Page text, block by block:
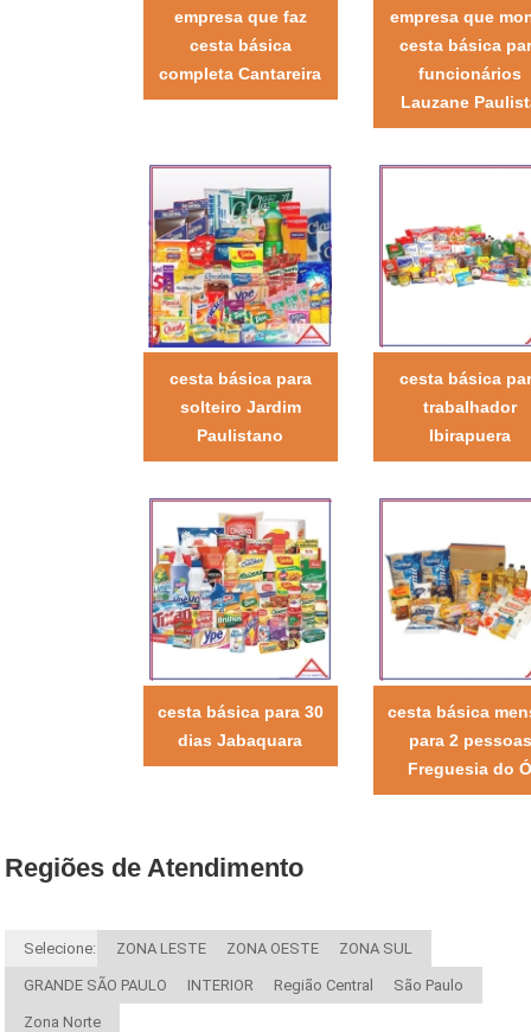
empresa que faz
cesta básica
completa Cantareira
empresa que
cesta básica
funcionários
Lauzane
cesta básica para
solteiro Jardim
Paulistano
cesta básica
trabalhador
Ibirapuera
cesta básica para 30
dias Jabaquara
cesta básica
para 2 pessoas
Freguesia do Ó
Regiões de Atendimento
Selecione: ZONA LESTE ZONA OESTE ZONA SUL
GRANDE SÃO PAULO INTERIOR Região Central São Paulo
Zona Norte